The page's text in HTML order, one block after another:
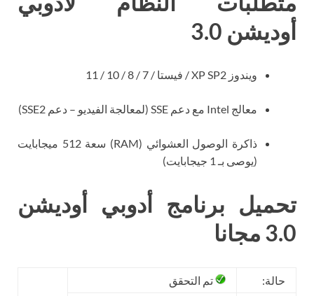
أوديشن 3.0
ويندوز XP SP2 / فيستا / 7 / 8 / 10 / 11
معالج Intel مع دعم SSE (لمعالجة الفيديو – دعم SSE2)
ذاكرة الوصول العشوائي (RAM) سعة 512 ميجابايت
(يوصى بـ 1 جيجابايت)
تحميل برنامج أدوبي أوديشن
3.0 مجانا
حالة:
تم التحقق